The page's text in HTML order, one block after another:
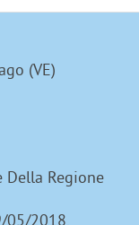
(VE)
Della Regione
05/2018.